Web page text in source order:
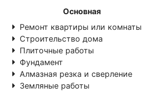
Основная
Ремонт квартиры или комнаты
Строительство дома
Плиточные работы
Фундамент
Алмазная резка и сверление
Земляные работы